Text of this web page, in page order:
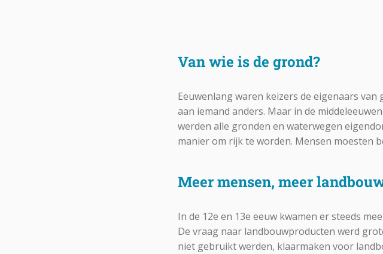
Van wie is de grond?
Eeuwenlang waren keizers de eigenaars
aan iemand anders. Maar in de
werden alle gronden en waterwegen
manier om rijk te worden. Mensen moesten
Meer mensen, meer
In de 12e en 13e eeuw kwamen er steeds
De vraag naar landbouwproducten werd
niet gebruikt werden, klaarmaken voor